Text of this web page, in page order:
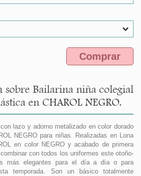
Comprar
sobre Bailarina niña colegial
en CHAROL NEGRO.
lazo y adorno metalizado en color dorado
NEGRO para niñas. Realizadas en Lona
en color NEGRO y acabado de primera
con todos los uniformes este otoño-
más elegantes para el día a día o para
temporada. Son un básico totalmente